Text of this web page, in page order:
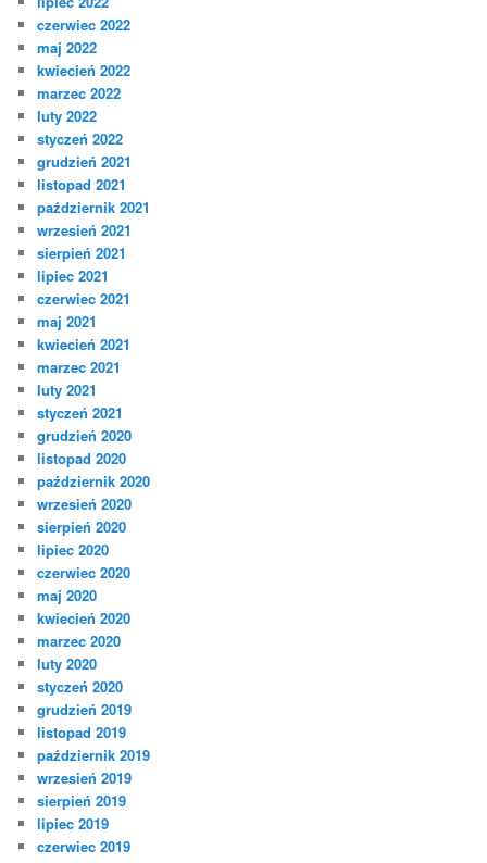
czerwiec 2022
maj 2022
kwiecień 2022
marzec 2022
luty 2022
styczeń 2022
grudzień 2021
listopad 2021
październik 2021
wrzesień 2021
sierpień 2021
lipiec 2021
czerwiec 2021
maj 2021
kwiecień 2021
marzec 2021
luty 2021
styczeń 2021
grudzień 2020
listopad 2020
październik 2020
wrzesień 2020
sierpień 2020
lipiec 2020
czerwiec 2020
maj 2020
kwiecień 2020
marzec 2020
luty 2020
styczeń 2020
grudzień 2019
listopad 2019
październik 2019
wrzesień 2019
sierpień 2019
lipiec 2019
czerwiec 2019